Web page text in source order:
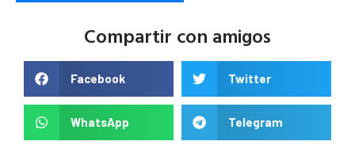
Compartir con amigos
Facebook Twitter
WhatsApp Telegram